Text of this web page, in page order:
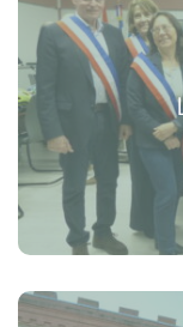
Voir la page Les